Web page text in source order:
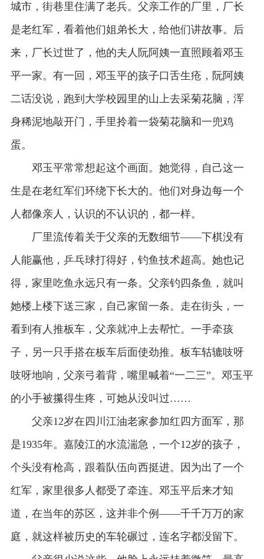
城市，街巷里住满了老兵。父亲工作的厂里，厂长
是老红军，看着他们姐弟长大，给他们讲故事。后
来，厂长过世了，他的夫人阮阿姨一直照顾着邓玉
平一家。有一回，邓玉平的孩子口舌生疮，阮阿姨
二话没说，跑到大学校园里的山上去采菊花脑，浑
身稀泥地敲开门，手里拎着一袋菊花脑和一兜鸡
蛋。
邓玉平常常想起这个画面。她觉得，自己这一
生是在老红军们环绕下长大的。他们对身边每一个
人都像亲人，认识的不认识的，都一样。
厂里流传着关于父亲的无数细节——下棋没有
人能赢他，乒乓球打得好，钓鱼技术超高。她也记
得，家里吃鱼永远只有一条。父亲钓四条鱼，就叫
她楼上楼下送三家，自己家留一条。走在街头，一
看到有人推板车，父亲就冲上去帮忙。一手牵孩
子，另一只手搭在板车后面使劲推。板车轱辘吱呀
吱呀地响，父亲弓着背，嘴里喊着“一二三”。邓玉平
的小手被攥得生疼，可她从没叫过……
父亲12岁在四川江油老家参加红四方面军，那
是1935年。嘉陵江的水流湍急，一个12岁的孩子，
个头没有枪高，跟着队伍向西挺进。因为出了一个
红军，家里很多人都受了牵连。邓玉平后来才知
道，在当年的苏区，这并非个例——千千万万的家
庭，就这样被历史的车轮碾过，连名字都没留下。